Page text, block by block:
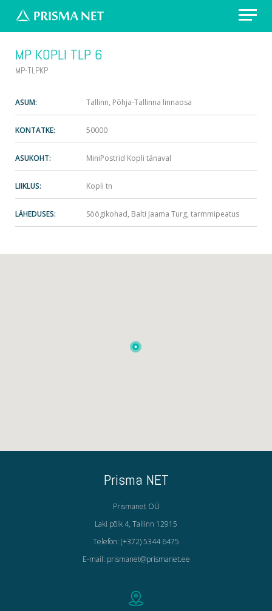
Erilahendus: värvikirevad prügikastid
Välireklaam Valimisteks
Vaata asukohti
Küsi pakkumist
MP KOPLI TLP 6
MP-TLPKP
ASUM: Tallinn, Põhja-Tallinna linnaosa
KONTATKE: 50000
ASUKOHT: MiniPostrid Kopli tänaval
LIIKLUS: Kopli tn
LÄHEDUSES: Söögikohad, Balti Jaama Turg, tarmmipeatus
Prisma NET
Prismanet OÜ
Laki põik 4, Tallinn 12915
Telefon: (+372) 5344 6475
E-mail: prismanet@prismanet.ee